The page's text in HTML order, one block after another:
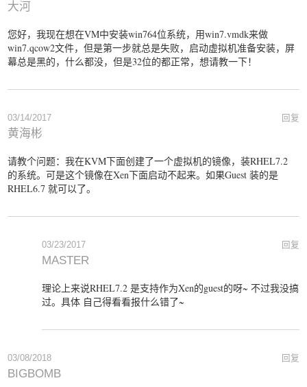
大河
您好，我现在想在VM中安装win764位系统，用win7.vmdk来做
win7.qcow2文件，但是第一步就总是失败，启动虚拟机准备安装，屏
幕总是黑的，什么都没，但是32位的都正常，想请教一下！
回复
03/14/2017
黄海彬
请教个问题：我在KVM下面创建了一个虚拟机的镜像，装RHEL7.2
的系统。可是这个镜像在Xen下面启动不起来。如果Guest 装的是
RHEL6.7 就可以了。
回复
03/23/2017
MASTER
理论上来说RHEL7.2 是支持作为Xen的guest的呀~ 不过我没搞
过。具体 自己得看看报什么错了~
回复
03/08/2018
BIGBOMB